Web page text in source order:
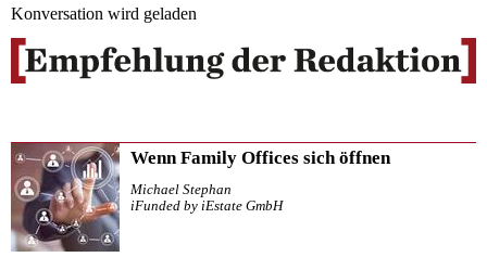
Konversation wird geladen
Wenn Family Offices sich öffnen
Michael Stephan
iFunded by iEstate GmbH